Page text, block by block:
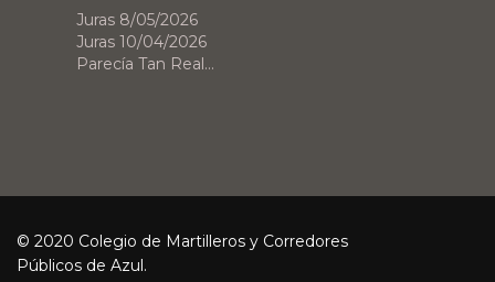
Juras 8/05/2026
Juras 10/04/2026
Parecía Tan Real…
© 2020 Colegio de Martilleros y Corredores
Públicos de Azul.